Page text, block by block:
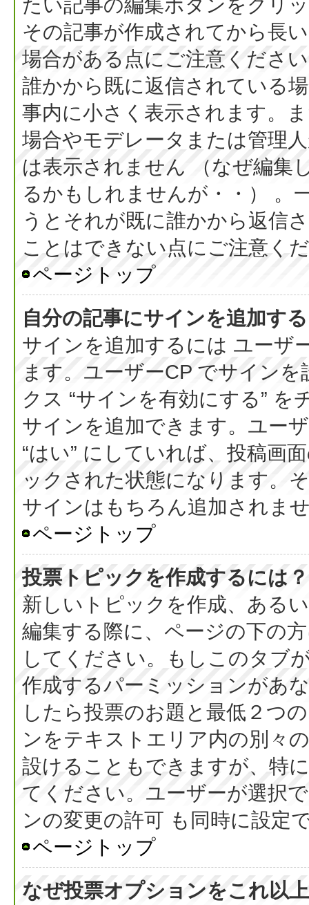
その記事が作成されてから長
場合がある点にご注意くださ
誰かから既に返信されている
事内に小さく表示されます。
場合やモデレータまたは管理
は表示されません （なぜ編集
るかもしれませんが・・） 。
うとそれが既に誰かから返信
ことはできない点にご注意く
ページトップ
自分の記事にサインを追加す
サインを追加するには ユーザ
ます。ユーザーCP でサイン
クス “サインを有効にする”
サインを追加できます。ユー
“はい” にしていれば、投稿画
ックされた状態になります。
サインはもちろん追加されま
ページトップ
投票トピックを作成するには？
新しいトピックを作成、ある
編集する際に、ページの下の
してください。もしこのタブ
作成するパーミッションがあ
したら投票のお題と最低２つ
ンをテキストエリア内の別々
設けることもできますが、特
てください。ユーザーが選択
ンの変更の許可 も同時に設定
ページトップ
なぜ投票オプションをこれ以